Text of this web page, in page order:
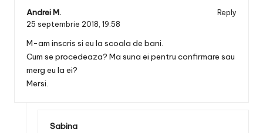
Andrei M.
Reply
25 septembrie 2018, 19:58
M-am inscris si eu la scoala de bani.
Cum se procedeaza? Ma suna ei pentru confirmare sau
merg eu la ei?
Mersi.
Sabina